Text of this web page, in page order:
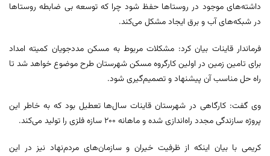
داشته‌های موجود در روستاها حفظ شود چرا که توسعه بی ضابطه روستاها
در شبکه‌های آب و برق ایجاد مشکل می‌کند.
فرماندار قاینات بیان کرد: مشکلات مربوط به مسکن مددجویان کمیته امداد
برای تامین زمین در اولین کارگروه مسکن شهرستان طرح موضوع خواهد شد تا
راه حل مناسب آن پیشنهاد و تصمیم‌گیری شود.
وی گفت: کارگاهی در شهرستان قاینات سال‌ها تعطیل بود که به خاطر این
پروژه سازندگی مجدد راه‌اندازی شده و ماهانه ۲۰۰ سازه فلزی را تولید می‌کند.
کریمی با بیان اینکه از ظرفیت خیران و سازمان‌های مردم‌نهاد نیز در این